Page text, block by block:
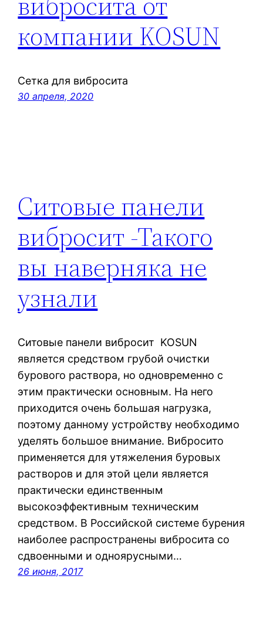
компании KOSUN
Сетка для вибросита
30 апреля, 2020
Ситовые панели
вибросит -Такого
вы наверняка не
узнали
Ситовые панели вибросит KOSUN
является средством грубой очистки
бурового раствора, но одновременно с
этим практически основным. На него
приходится очень большая нагрузка,
поэтому данному устройству необходимо
уделять большое внимание. Вибросито
применяется для утяжеления буровых
растворов и для этой цели является
практически единственным
высокоэффективным техническим
средством. В Российской системе бурения
наиболее распространены вибросита со
сдвоенными и одноярусными…
26 июня, 2017